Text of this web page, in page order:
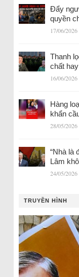
Đẩy
quyền
17/06/2026
Thanh
chất
16/06/2026
Hàng
khẩn
28/05/2026
“Nhà là
Lâm
24/05/2026
TRUYỀN HÌNH